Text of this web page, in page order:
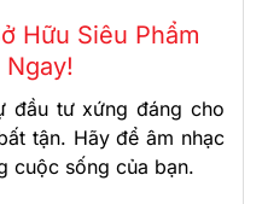
Hữu Siêu Phẩm
đầu tư xứng đáng cho
tận. Hãy để âm nhạc
cuộc sống của bạn.